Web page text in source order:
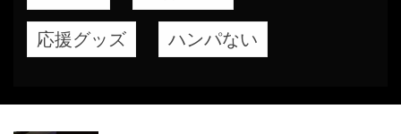
応援グッズ ハンパない